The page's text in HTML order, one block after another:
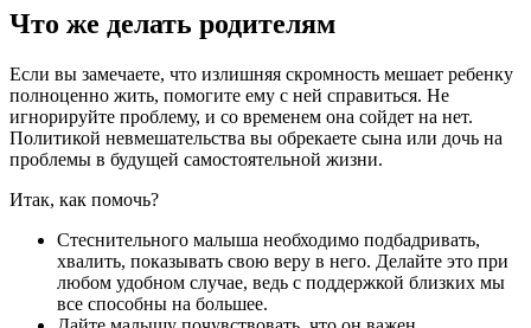
Что же делать родителям
Если вы замечаете, что излишняя скромность мешает ребенку
полноценно жить, помогите ему с ней справиться. Не
игнорируйте проблему, и со временем она сойдет на нет.
Политикой невмешательства вы обрекаете сына или дочь на
проблемы в будущей самостоятельной жизни.
Итак, как помочь?
Стеснительного малыша необходимо подбадривать,
хвалить, показывать свою веру в него. Делайте это при
любом удобном случае, ведь с поддержкой близких мы
все способны на большее.